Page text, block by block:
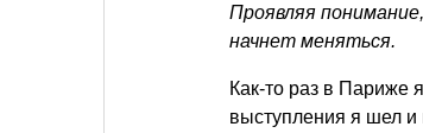
Проявляя
начнет меняться.
Как-то раз в Париже
выступления я шел и